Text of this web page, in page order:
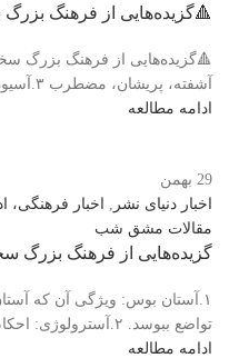
🔺️گزیده‌هایی از فرهنگ بزرگ
آشفته، پریشان، مضطرب ۳.آسیون: سر...
ادامه مطالعه
29 بهمن
اخبار دنیای نشر
اخبار فرهنگی،
مقالات مشق شب
️گزیده‌هایی از فرهنگ بزرگ
۱.آستان بوس: ویژگی آن که
تواضع ببوسد. ۲.آسترولوژی: احکام نجو...
ادامه مطالعه